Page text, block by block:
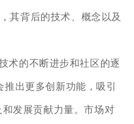
其背后的技术、概念以及
术的不断进步和社区的逐
出更多创新功能，吸引
发展贡献力量。市场对